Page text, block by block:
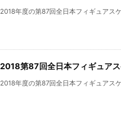
2018年度の第87回全日本フィギュアス
2018第87回全日本フィギュアス
2018年度の第87回全日本フィギュアス